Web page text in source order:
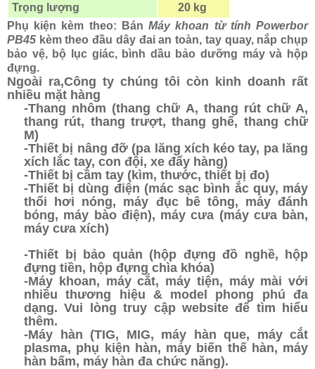
Trọng lượng
20 kg
Phụ kiện kèm theo: BánMáy khoan từ tính Powerbor
PB45 kèm theo đầu dây đai an toàn, tay quay, nắp chụp
bảo vệ, bộ lục giác, bình dầu bảo dưỡng máy và hộp
đựng.
Ngoài ra,Công ty chúng tôi còn kinh doanh rất
nhiều mặt hàng
-Thang nhôm (thang chữ A, thang rút chữ A,
thang rút, thang trượt, thang ghế, thang chữ
M)
-Thiết bị nâng đỡ (pa lăng xích kéo tay, pa lăng
xích lắc tay, con đội, xe đẩy hàng)
-Thiết bị cầm tay (kìm, thước, thiết bị đo)
-Thiết bị dùng điện (mác sạc bình ắc quy, máy
thổi hơi nóng, máy đục bê tông, máy đánh
bóng, máy bào điện), máy cưa (máy cưa bàn,
máy cưa xích)
-Thiết bị bảo quản (hộp đựng đồ nghề, hộp
đựng tiền, hộp đựng chìa khóa)
-Máy khoan, máy cắt, máy tiện, máy mài với
nhiều thương hiệu & model phong phú đa
dạng. Vui lòng truy cập website để tìm hiểu
thêm.
-Máy hàn (TIG, MIG, máy hàn que, máy cắt
plasma, phụ kiện hàn, máy biến thế hàn, máy
hàn bấm, máy hàn đa chức năng).